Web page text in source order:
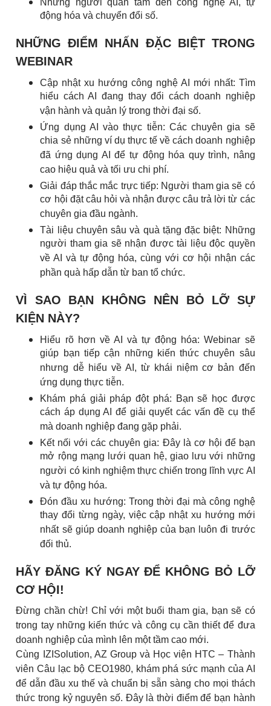
động hóa và chuyển đổi số.
NHỮNG ĐIỂM NHẤN ĐẶC BIỆT TRONG
WEBINAR
Cập nhật xu hướng công nghệ AI mới nhất: Tìm
hiểu cách AI đang thay đổi cách doanh nghiệp
vận hành và quản lý trong thời đại số.
Ứng dụng AI vào thực tiễn: Các chuyên gia sẽ
chia sẻ những ví dụ thực tế về cách doanh nghiệp
đã ứng dụng AI để tự động hóa quy trình, nâng
cao hiệu quả và tối ưu chi phí.
Giải đáp thắc mắc trực tiếp: Người tham gia sẽ có
cơ hội đặt câu hỏi và nhận được câu trả lời từ các
chuyên gia đầu ngành.
Tài liệu chuyên sâu và quà tặng đặc biệt: Những
người tham gia sẽ nhận được tài liệu độc quyền
về AI và tự động hóa, cùng với cơ hội nhận các
phần quà hấp dẫn từ ban tổ chức.
VÌ SAO BẠN KHÔNG NÊN BỎ LỠ SỰ
KIỆN NÀY?
Hiểu rõ hơn về AI và tự động hóa: Webinar sẽ
giúp bạn tiếp cận những kiến thức chuyên sâu
nhưng dễ hiểu về AI, từ khái niệm cơ bản đến
ứng dụng thực tiễn.
Khám phá giải pháp đột phá: Bạn sẽ học được
cách áp dụng AI để giải quyết các vấn đề cụ thể
mà doanh nghiệp đang gặp phải.
Kết nối với các chuyên gia: Đây là cơ hội để bạn
mở rộng mạng lưới quan hệ, giao lưu với những
người có kinh nghiệm thực chiến trong lĩnh vực AI
và tự động hóa.
Đón đầu xu hướng: Trong thời đại mà công nghệ
thay đổi từng ngày, việc cập nhật xu hướng mới
nhất sẽ giúp doanh nghiệp của bạn luôn đi trước
đối thủ.
HÃY ĐĂNG KÝ NGAY ĐỂ KHÔNG BỎ LỠ
CƠ HỘI!
Đừng chần chừ! Chỉ với một buổi tham gia, bạn sẽ có
trong tay những kiến thức và công cụ cần thiết để đưa
doanh nghiệp của mình lên một tầm cao mới.
Cùng IZISolution, AZ Group và Học viện HTC – Thành
viên Câu lạc bộ CEO1980, khám phá sức mạnh của AI
để dẫn đầu xu thế và chuẩn bị sẵn sàng cho mọi thách
thức trong kỷ nguyên số. Đây là thời điểm để bạn hành